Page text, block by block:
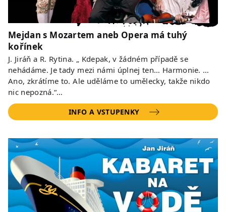
Mejdan s Mozartem aneb Opera má tuhý
kořínek
J. Jiráň a R. Rytina. „ Kdepak, v žádném případě se
nehádáme. Je tady mezi námi úplnej ten… Harmonie. …
Ano, zkrátíme to. Ale uděláme to umělecky, takže nikdo
nic nepozná.“…
INFO A VSTUPENKY